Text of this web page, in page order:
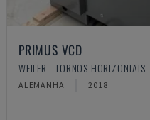
PRIMUS VCD
WEILER - TORNOS HORIZONTAIS
ALEMANHA 2018